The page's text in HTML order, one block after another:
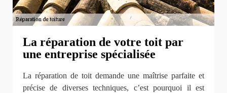
La réparation de votre toit par
une entreprise spécialisée
La réparation de toit demande une maîtrise parfaite et
précise de diverses techniques, c’est pourquoi il est